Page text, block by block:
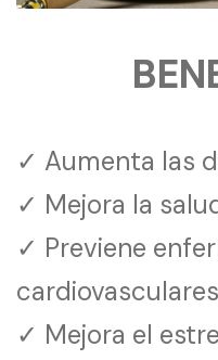
✓ Aumenta las
✓ Mejora la
✓ Previene
✓ Mejora el